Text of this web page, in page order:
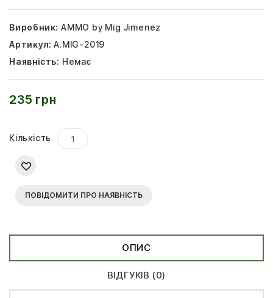
Виробник: AMMO by Mig Jimenez
Артикул: A.MIG-2019
Наявність: Немає
235 грн
Кількість
ПОВІДОМИТИ ПРО НАЯВНІСТЬ
ОПИС
ВІДГУКІВ (0)